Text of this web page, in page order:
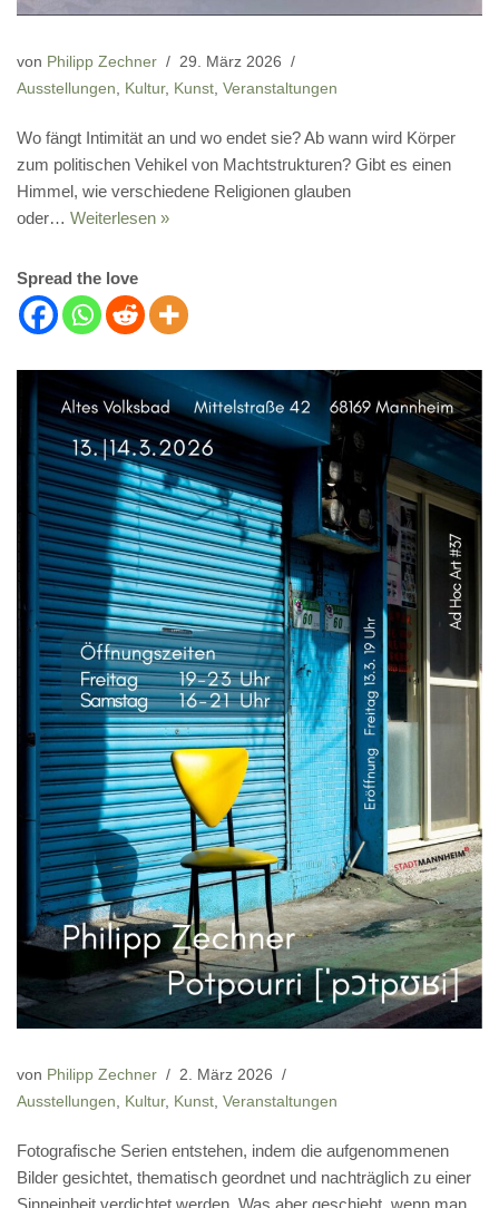
von Philipp Zechner
29. März 2026
Ausstellungen, Kultur, Kunst, Veranstaltungen
Wo fängt Intimität an und wo endet sie? Ab wann wird Körper
zum politischen Vehikel von Machtstrukturen? Gibt es einen
Himmel, wie verschiedene Religionen glauben
oder… Weiterlesen »
Spread the love
von Philipp Zechner
2. März 2026
Ausstellungen, Kultur, Kunst, Veranstaltungen
Fotografische Serien entstehen, indem die aufgenommenen
Bilder gesichtet, thematisch geordnet und nachträglich zu einer